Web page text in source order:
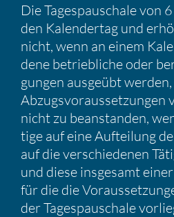
Die Tages­pau­schale von
den Kalen­dertag und
nicht, wenn an einem
dene betrieb­liche oder
gungen ausgeübt
Abzugs­vor­aus­set­zungen
nicht zu beanstanden,
tige auf eine Auftei­lung
auf die verschie­denen
und diese insge­samt
für die die
der Tages­pau­schale